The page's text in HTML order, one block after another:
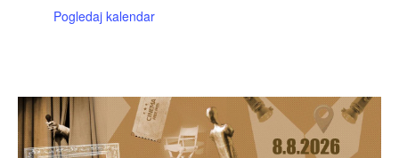
Pogledaj kalendar